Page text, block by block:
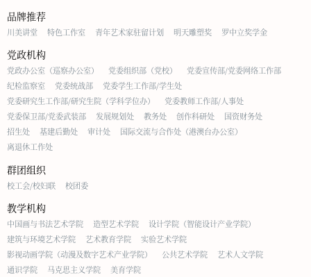
品牌推荐
川美讲堂 特色工作室 青年艺术家驻留计划 明天雕塑奖 罗中立奖学金
党政机构
党政办公室（巡察办公室） 党委组织部（党校）
党委宣传部/党委网络工作部
纪检监察室
党委统战部
党委学生工作部/学生处
党委研究生工作部/研究生院（学科学位办）
党委教师工作部/人事处
党委保卫部/党委武装部
发展规划处 教务处 创作科研处
国资财务处
招生处
基建后勤处 审计处
国际交流与合作处（港澳台办公室）
离退休工作处
群团组织
校工会/校妇联 校团委
教学机构
中国画与书法艺术学院 造型艺术学院
设计学院（智能设计产业学院）
建筑与环境艺术学院
艺术教育学院
实验艺术学院
影视动画学院（动漫及数字艺术产业学院）
公共艺术学院
艺术人文学院
通识学院
马克思主义学院 美育学院